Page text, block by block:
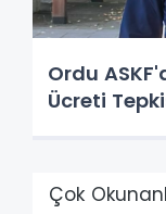
Ordu
Ücreti
Çok